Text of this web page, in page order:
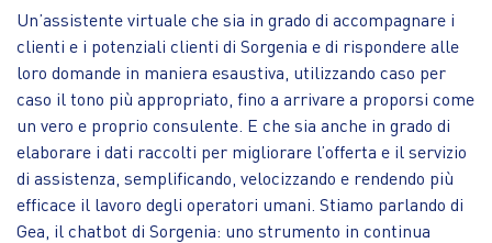
Un’assistente virtuale che sia in grado di accompagnare i
clienti e i potenziali clienti di Sorgenia e di rispondere alle
loro domande in maniera esaustiva, utilizzando caso per
caso il tono più appropriato, fino a arrivare a proporsi come
un vero e proprio consulente. E che sia anche in grado di
elaborare i dati raccolti per migliorare l’offerta e il servizio
di assistenza, semplificando, velocizzando e rendendo più
efficace il lavoro degli operatori umani. Stiamo parlando di
Gea, il chatbot di Sorgenia: uno strumento in continua